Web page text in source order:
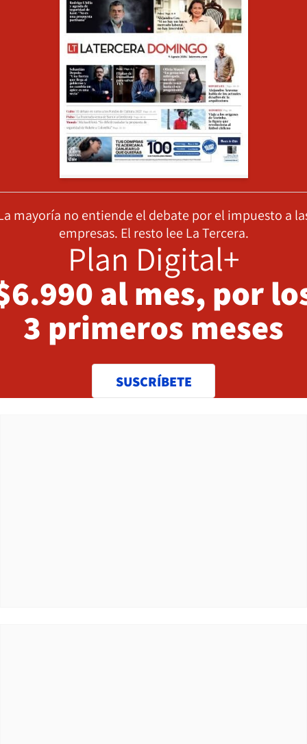
mayoría no entiende el debate por el impuesto a
empresas. El resto lee La Tercera.
Plan Digital+
al mes, por
3 primeros meses
SUSCRÍBETE